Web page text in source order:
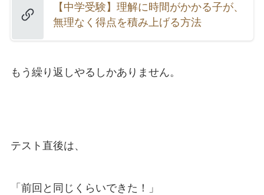
【中学受験】理解に時間がかかる子が、
無理なく得点を積み上げる方法
もう繰り返しやるしかありません。
テスト直後は、
「前回と同じくらいできた！」